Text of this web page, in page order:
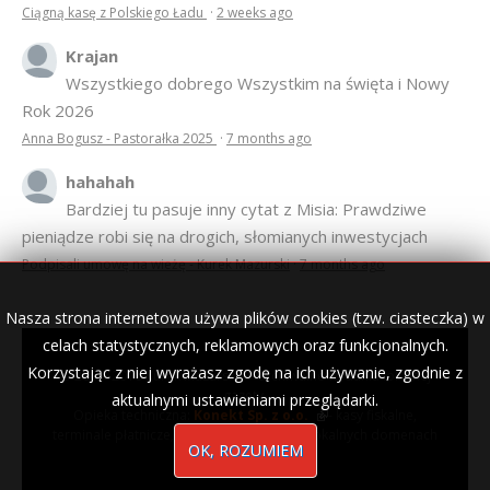
Marzy mi się, żeby ta architektura Mazur, zarówno
domy we wsiach i miasteczkach jak i te większe obiekty
były zadbane z szacunkiem do tej zabudowy. Niestety
sporo domów zostało nie w stylu...
Ciągną kasę z Polskiego Ładu
Krajan
Wszystkiego dobrego Wszystkim na święta i Nowy
Rok 2026
hahahah
Bardziej tu pasuje inny cytat z Misia: Prawdziwe
pieniądze robi się na drogich, słomianych inwestycjach
Podpisali umowę na wieżę - Kurek Mazurski·7 months ago
Nasza strona internetowa używa plików cookies (tzw. ciasteczka) w
celach statystycznych, reklamowych oraz funkcjonalnych.
Korzystając z niej wyrażasz zgodę na ich używanie, zgodnie z
aktualnymi ustawieniami przeglądarki.
OK, ROZUMIEM